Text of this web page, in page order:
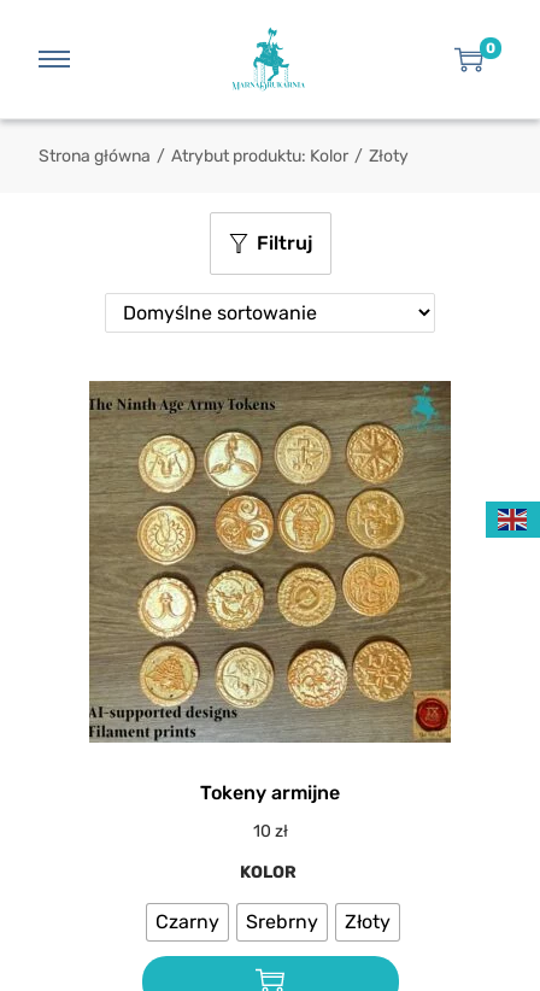
0
Strona główna / Atrybut produktu: Kolor / Złoty
Filtruj
Tokeny armijne
10 zł
KOLOR
Czarny Srebrny Złoty